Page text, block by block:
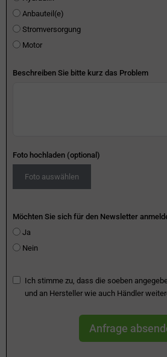
Anbauteil(e)
Stromversorgung
Motor
Beschreiben Sie bitte kurz das Problem
Foto hochladen (optional)
Foto auswählen
Möchten Sie sich für den Newsletter
Ja
Nein
Ich stimme zu, dass die soeben
und an Hersteller wie auch Händler
Anfrage